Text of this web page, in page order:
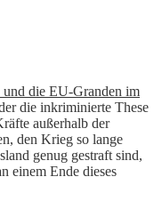
die EU-Granden im
die inkriminierte These
außerhalb der
den Krieg so lange
genug gestraft sind,
einem Ende dieses